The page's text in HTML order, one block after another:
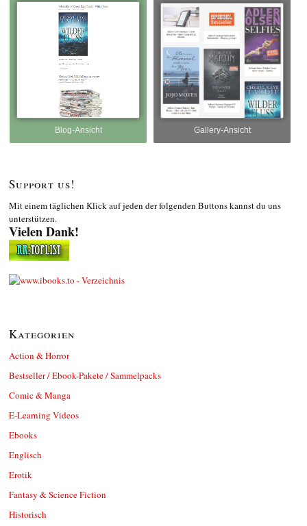
Blog-Ansicht Gallery-Ansicht
Support us!
Mit einem täglichen Klick auf jeden der folgenden Buttons kannst du uns
unterstützen.
Vielen Dank!
Kategorien
Action & Horror
Bestseller / Ebook-Pakete / Sammelpacks
Comic & Manga
E-Learning Videos
Ebooks
Englisch
Erotik
Fantasy & Science Fiction
Historisch